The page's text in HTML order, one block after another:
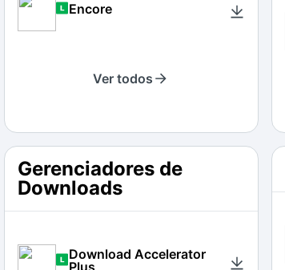
Encore
Ver todos
Gerenciadores de
Downloads
Download Accelerator
Plus